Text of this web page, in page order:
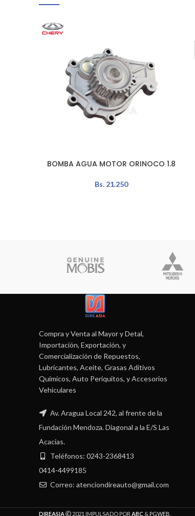
AÑADIR AL CARRITO
BOMBA AGUA MOTOR ORINOCO 1.8
Bs. 21.250
Compra y Venta al Mayor y Detal,
Importación, Exportación, y
Comercialización de Repuestos,
Lubricantes, Aceite, Grasas Aditivos
Químicos, Auto Periquitos, y Accesorios
Vehiculares
Av. Aragua Local 242, al frente de la
Fundación Mendoza. Diagonal a la E/S Las
Acacias.
Teléfonos: 0243-2368413
0414-4499185
Correo: atenciondireauto@gmail.com
DIREASIA 2021 IMPULSADO POR ABC &PGWEB